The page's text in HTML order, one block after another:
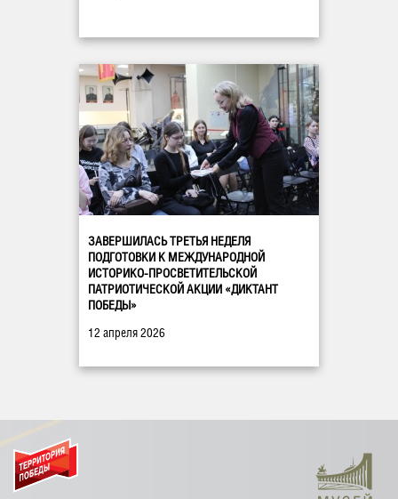
ЗАВЕРШИЛАСЬ ТРЕТЬЯ НЕДЕЛЯ
ПОДГОТОВКИ К МЕЖДУНАРОДНОЙ
ИСТОРИКО-ПРОСВЕТИТЕЛЬСКОЙ
ПАТРИОТИЧЕСКОЙ АКЦИИ «ДИКТАНТ
ПОБЕДЫ»
12 апреля 2026